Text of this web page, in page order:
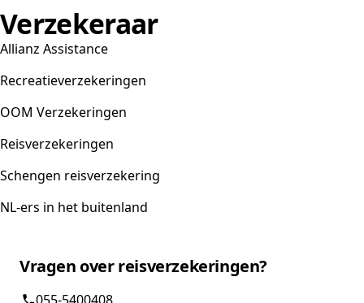
Verzekeraar
Allianz Assistance
Recreatieverzekeringen
OOM Verzekeringen
Reisverzekeringen
Schengen reisverzekering
NL-ers in het buitenland
Vragen over reisverzekeringen?
055-5400408